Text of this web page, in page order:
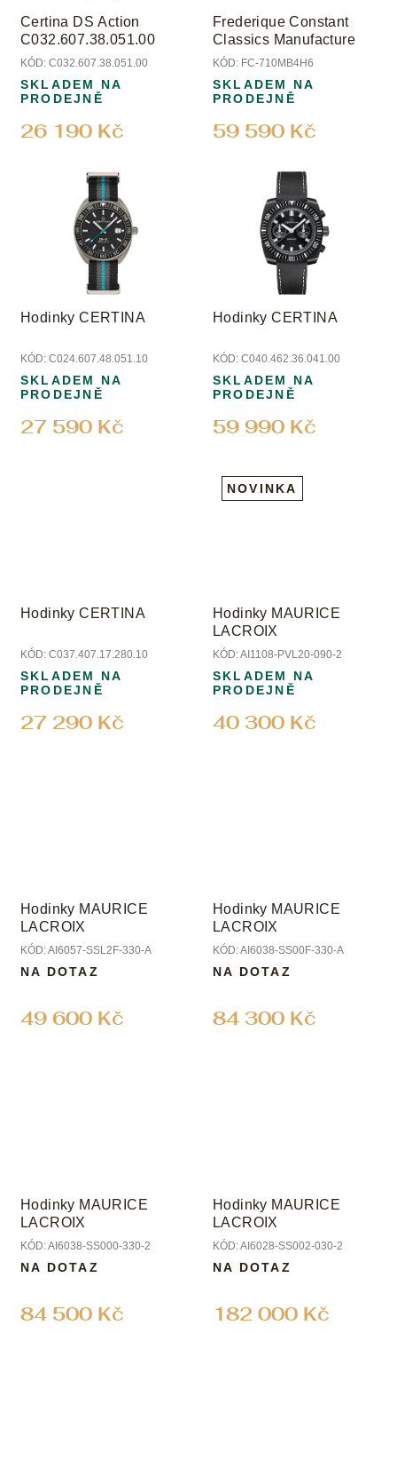
o
d
u
k
ů
Certina DS Action
C032.607.38.051.00
KÓD: C032.607.38.051.00
26 190 Kč
SKLADEM NA
PRODEJNĚ
Frederique Constant
Classics Manufacture
KÓD: FC-710MB4H6
59 590 Kč
SKLADEM NA
PRODEJNĚ
Hodinky CERTINA
KÓD: C024.607.48.051.10
27 590 Kč
SKLADEM NA
PRODEJNĚ
Hodinky CERTINA
KÓD: C040.462.36.041.00
59 990 Kč
SKLADEM NA
PRODEJNĚ
Hodinky CERTINA
KÓD: C037.407.17.280.10
27 290 Kč
SKLADEM NA
PRODEJNĚ
NOVINKA
Hodinky MAURICE
LACROIX
KÓD:AI1108-PVL20-090-2
40 300 Kč
SKLADEM NA
PRODEJNĚ
Hodinky MAURICE
LACROIX
KÓD:AI6057-SSL2F-330-A
49 600 Kč
NA DOTAZ
Hodinky MAURICE
LACROIX
KÓD:AI6038-SS00F-330-A
84 300 Kč
NA DOTAZ
Hodinky MAURICE
LACROIX
KÓD:AI6038-SS000-330-2
84 500 Kč
NA DOTAZ
Hodinky MAURICE
LACROIX
KÓD:AI6028-SS002-030-2
182 000 Kč
NA DOTAZ